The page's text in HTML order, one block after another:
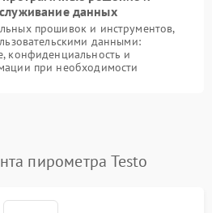
данных
прошивок и инструментов,
данными:
конфиденциальность и
при необходимости
пирометра Testo